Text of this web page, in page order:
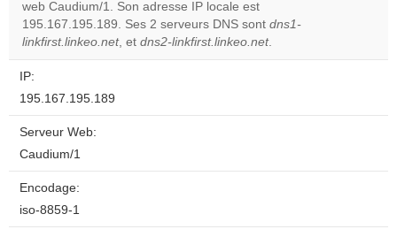
Do you
own this
website?
web Caudium/1. Son adresse IP locale est
195.167.195.189. Ses 2 serveurs DNS sont dns1-
linkfirst.linkeo.net, et dns2-linkfirst.linkeo.net.
IP:
195.167.195.189
Serveur Web:
Caudium/1
Encodage:
iso-8859-1